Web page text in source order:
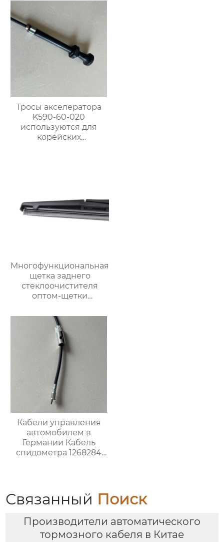
стеклоочиститель
лобового стекла
Тросы акселератора
K590-60-020
используются для
корейских
Многофункциональная
щетка заднего
стеклоочистителя
оптом-щетки
автомобильная щетка
стеклоочистителя для
98% автомобилей
Кабели управления
автомобилем в
Германии Кабель
спидометра 1268284
Связанный Поиск
Производители автоматического
тормозного кабеля в Китае